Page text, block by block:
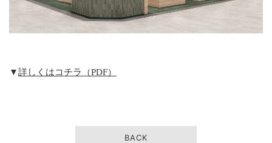
▼詳しくはコチラ（PDF）
BACK